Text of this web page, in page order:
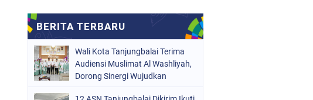
Wali Kota Tanjungbalai Terima
Audiensi Muslimat Al Washliyah,
Dorong Sinergi Wujudkan